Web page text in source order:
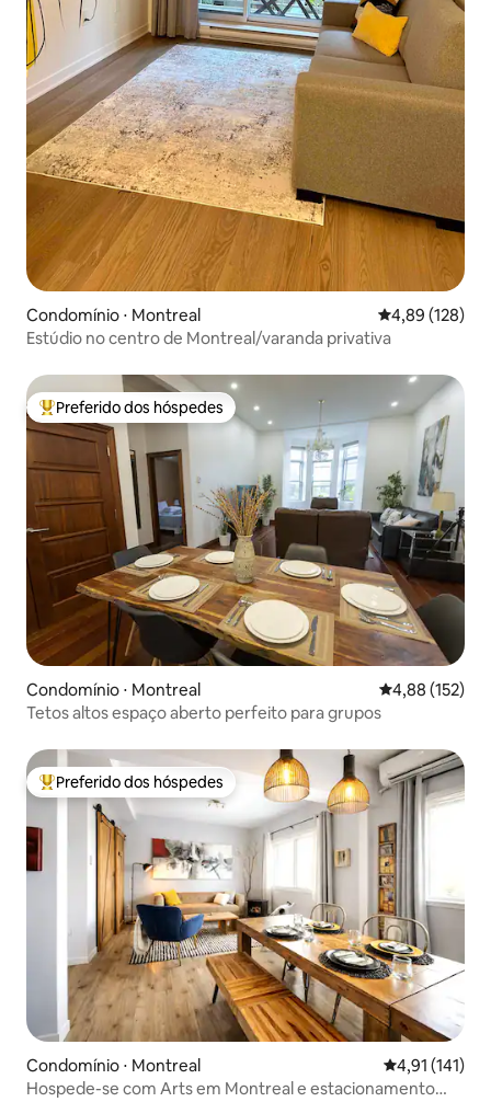
Condomínio ⋅ Montreal 4,89 de uma
4,89 (128)
Estúdio no centro de Montreal/varanda privativa
Entre os melhores preferidos dos hóspedes
Preferido dos hóspedes
Condomínio ⋅ Montreal 4,88 de uma
4,88 (152)
Tetos altos espaço aberto perfeito para grupos
Entre os melhores preferidos dos hóspedes
Preferido dos hóspedes
Condomínio ⋅ Montreal 4,91 de uma
4,91 (141)
Hospede-se com Arts em Montreal e estacionamento